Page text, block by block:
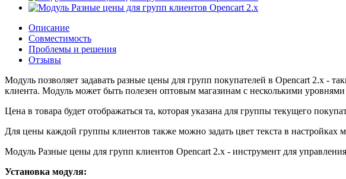
Описание
Совместимость
Проблемы и решения
Отзывы
Модуль позволяет задавать разные цены для групп покупателей в Opencart 2.x -
клиента. Модуль может быть полезен оптовым магазинам с несколькими
Цена в товара будет отображаться та, которая указана для группы текущего
Для цены каждой группы клиентов также можно задать цвет текста в настройках
Модуль Разные цены для групп клиентов Opencart 2.x - инструмент для
Установка модуля: